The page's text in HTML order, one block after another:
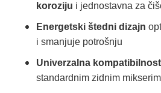
koroziju i jednostavna za
Energetski štedni dizajn
i smanjuje potrošnju
Univerzalna kompatibilnost
standardnim zidnim